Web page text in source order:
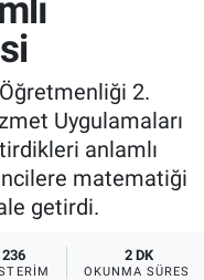
2.
Uygulamaları
anlamlı
matematiği
getirdi.
236 2 DK
OKUNMA SÜRESI